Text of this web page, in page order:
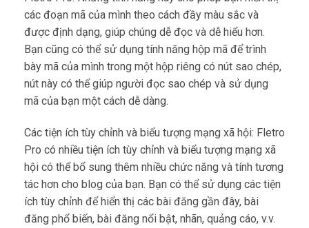
các đoạn mã của mình theo cách đầy màu sắc và
được định dạng, giúp chúng dễ đọc và dễ hiểu hơn.
Bạn cũng có thể sử dụng tính năng hộp mã để trình
bày mã của mình trong một hộp riêng có nút sao chép,
nút này có thể giúp người đọc sao chép và sử dụng
mã của bạn một cách dễ dàng.
Các tiện ích tùy chỉnh và biểu tượng mạng xã hội: Fletro
Pro có nhiều tiện ích tùy chỉnh và biểu tượng mạng xã
hội có thể bổ sung thêm nhiều chức năng và tính tương
tác hơn cho blog của bạn. Bạn có thể sử dụng các tiện
ích tùy chỉnh để hiển thị các bài đăng gần đây, bài
đăng phổ biến, bài đăng nổi bật, nhãn, quảng cáo, v.v.